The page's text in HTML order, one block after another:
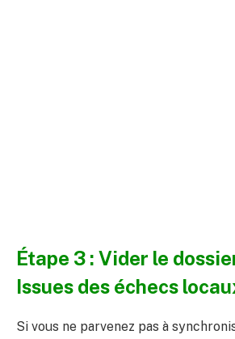
Étape 3 : Vider le
Issues des échecs
Si vous ne parvenez pas à